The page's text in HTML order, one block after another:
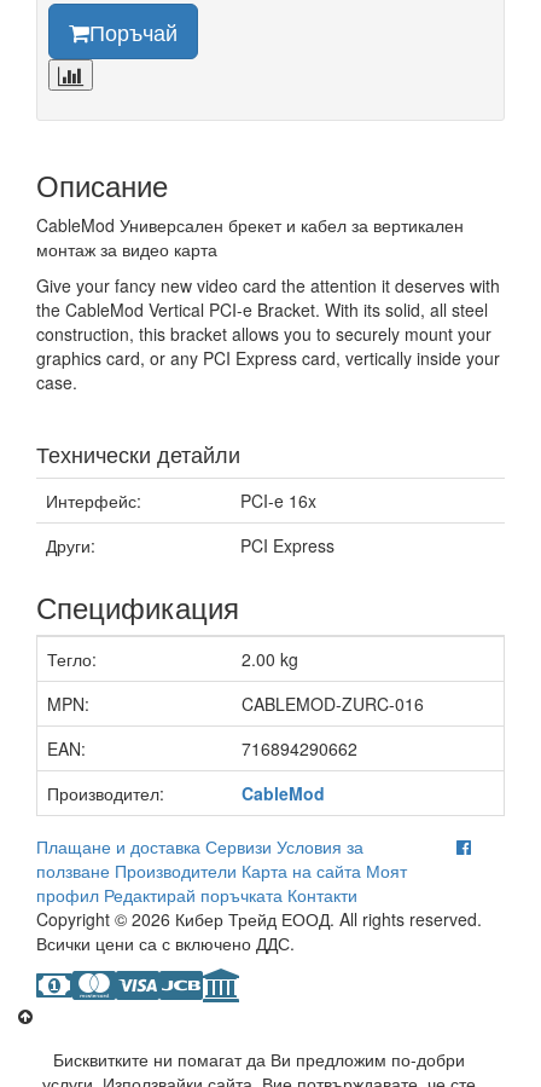
Поръчай
Описание
CableMod Универсален брекет и кабел за вертикален
монтаж за видео карта
Give your fancy new video card the attention it deserves with
the CableMod Vertical PCI-e Bracket. With its solid, all steel
construction, this bracket allows you to securely mount your
graphics card, or any PCI Express card, vertically inside your
case.
Технически детайли
Интерфейс:
PCI-e 16x
Други:
PCI Express
Спецификация
Тегло:
2.00 kg
MPN:
CABLEMOD-ZURC-016
EAN:
716894290662
Производител:
CableMod
Плащане и доставка Сервизи Условия за
ползване Производители Карта на сайта Моят
профил Редактирай поръчката Контакти
Copyright © 2026 Кибер Трейд ЕООД. All rights reserved.
Всички цени са с включено ДДС.
Бисквитките ни помагат да Ви предложим по-добри